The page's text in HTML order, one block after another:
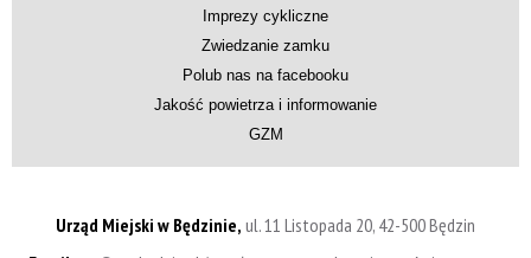
Imprezy cykliczne
Zwiedzanie zamku
Polub nas na facebooku
Jakość powietrza i informowanie
GZM
Urząd Miejski w Będzinie, ul. 11 Listopada 20, 42-500 Będzin